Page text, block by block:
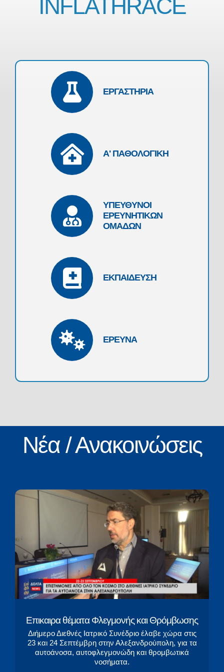
ΕΠΙΚΟΙΝΩΝΙΑ
INFLATHRACE
ΕΡΓΑΣΤΗΡΙΑ
Α' ΠΑΘΟΛΟΓΙΚΗ
ΥΠΕΥΘΥΝΟΙ
ΕΡΕΥΝΗΤΙΚΩΝ
ΟΜΑΔΩΝ
ΕΚΠΑΙΔΕΥΣΗ
ΕΡΕΥΝΑ
Νέα / Ανακοινώσεις
Επικαιρα θέματα Φλεγμονής και Θρόμβωσης
Διήμερο Διεθνές Ιατρικό Συνέδριο έλαβε χώρα στις
23 και 24 Σεπτέμβρη στην Αλεξανδρούπολη, για τα
αυτοάνοσα, αυτοφλεγμονώδη και θρομβωτικά
νοσήματα.